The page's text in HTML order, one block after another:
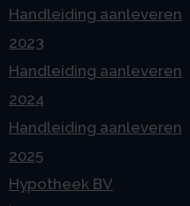
Handleiding aanleveren
2023
Handleiding aanleveren
2024
Handleiding aanleveren
2025
Hypotheek BV